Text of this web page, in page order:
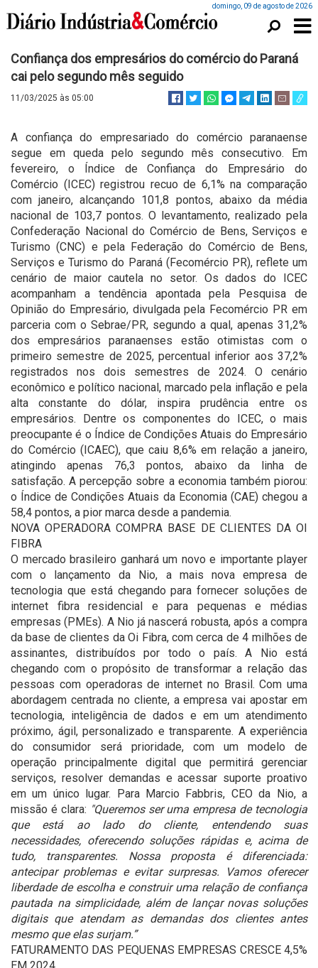
domingo, 09 de agosto de 2026
Confiança dos empresários do comércio do Paraná
cai pelo segundo mês seguido
11/03/2025 às 05:00
A confiança do empresariado do comércio paranaense
segue em queda pelo segundo mês consecutivo. Em
fevereiro, o Índice de Confiança do Empresário do
Comércio (ICEC) registrou recuo de 6,1% na comparação
com janeiro, alcançando 101,8 pontos, abaixo da média
nacional de 103,7 pontos. O levantamento, realizado pela
Confederação Nacional do Comércio de Bens, Serviços e
Turismo (CNC) e pela Federação do Comércio de Bens,
Serviços e Turismo do Paraná (Fecomércio PR), reflete um
cenário de maior cautela no setor. Os dados do ICEC
acompanham a tendência apontada pela Pesquisa de
Opinião do Empresário, divulgada pela Fecomércio PR em
parceria com o Sebrae/PR, segundo a qual, apenas 31,2%
dos empresários paranaenses estão otimistas com o
primeiro semestre de 2025, percentual inferior aos 37,2%
registrados nos dois semestres de 2024. O cenário
econômico e político nacional, marcado pela inflação e pela
alta constante do dólar, inspira prudência entre os
empresários. Dentre os componentes do ICEC, o mais
preocupante é o Índice de Condições Atuais do Empresário
do Comércio (ICAEC), que caiu 8,6% em relação a janeiro,
atingindo apenas 76,3 pontos, abaixo da linha de
satisfação. A percepção sobre a economia também piorou:
o Índice de Condições Atuais da Economia (CAE) chegou a
58,4 pontos, a pior marca desde a pandemia.
NOVA OPERADORA COMPRA BASE DE CLIENTES DA OI
FIBRA
O mercado brasileiro ganhará um novo e importante player
com o lançamento da Nio, a mais nova empresa de
tecnologia que está chegando para fornecer soluções de
internet fibra residencial e para pequenas e médias
empresas (PMEs). A Nio já nascerá robusta, após a compra
da base de clientes da Oi Fibra, com cerca de 4 milhões de
assinantes, distribuídos por todo o país. A Nio está
chegando com o propósito de transformar a relação das
pessoas com operadoras de internet no Brasil. Com uma
abordagem centrada no cliente, a empresa vai apostar em
tecnologia, inteligência de dados e em um atendimento
próximo, ágil, personalizado e transparente. A experiência
do consumidor será prioridade, com um modelo de
operação principalmente digital que permitirá gerenciar
serviços, resolver demandas e acessar suporte proativo
em um único lugar. Para Marcio Fabbris, CEO da Nio, a
missão é clara: "Queremos ser uma empresa de tecnologia
que está ao lado do cliente, entendendo suas
necessidades, oferecendo soluções rápidas e, acima de
tudo, transparentes. Nossa proposta é diferenciada:
antecipar problemas e evitar surpresas. Vamos oferecer
liberdade de escolha e construir uma relação de confiança
pautada na simplicidade, além de lançar novas soluções
digitais que atendam as demandas dos clientes antes
mesmo que elas surjam.”
FATURAMENTO DAS PEQUENAS EMPRESAS CRESCE 4,5%